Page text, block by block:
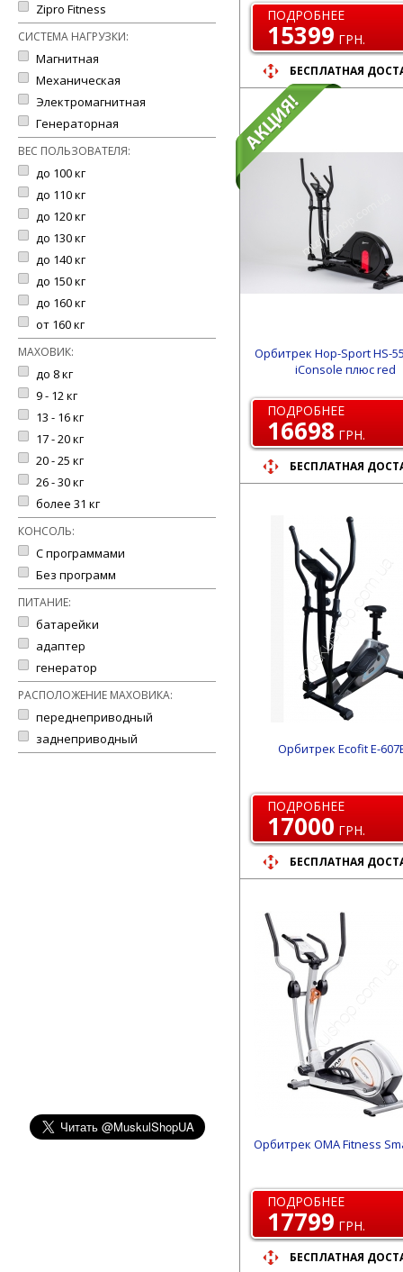
Zipro Fitness
СИСТЕМА НАГРУЗКИ:
Магнитная
Механическая
Электромагнитная
Генераторная
ВЕС ПОЛЬЗОВАТЕЛЯ:
до 100 кг
до 110 кг
до 120 кг
до 130 кг
до 140 кг
до 150 кг
до 160 кг
от 160 кг
МАХОВИК:
до 8 кг
9 - 12 кг
13 - 16 кг
17 - 20 кг
20 - 25 кг
26 - 30 кг
более 31 кг
КОНСОЛЬ:
С программами
Без программ
ПИТАНИЕ:
батарейки
адаптер
генератор
РАСПОЛОЖЕНИЕ МАХОВИКА:
переднеприводный
заднеприводный
ПОДРОБНЕЕ
15399 ГРН.
БЕСПЛАТНАЯ
Орбитрек Hop-Sport HS-
iConsole плюс red
ПОДРОБНЕЕ
16698 ГРН.
БЕСПЛАТНАЯ
Орбитрек Ecofit E-
ПОДРОБНЕЕ
17000 ГРН.
БЕСПЛАТНАЯ
Орбитрек OMA Fitness
ПОДРОБНЕЕ
17799 ГРН.
БЕСПЛАТНАЯ